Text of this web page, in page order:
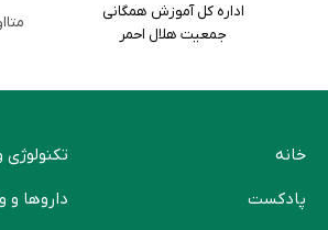
اداره کل آموزش همگانی
جمعیت هلال احمر
خانه
پادکست
دارو‌ها و